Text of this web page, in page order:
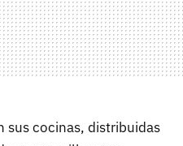
sus cocinas, distribuidas